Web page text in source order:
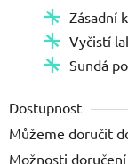
Zásadní
Vyčistí
Sundá
Dostupnost
Můžeme doručit
Možnosti doručení